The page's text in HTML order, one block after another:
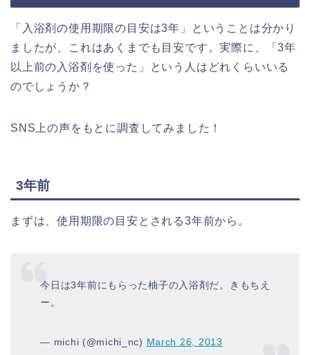
「入浴剤の使用期限の目安は3年」ということは分かり
ましたが、これはあくまでも目安です。実際に、「3年
以上前の入浴剤を使った」という人はどれくらいいる
のでしょうか？
SNS上の声をもとに調査してみました！
3年前
まずは、使用期限の目安とされる3年前から。
今日は3年前にもらった柚子の入浴剤だ。きもちえ
ー。
— michi (@michi_nc) March 26, 2013